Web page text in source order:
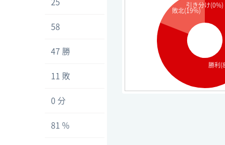
25
58
47 勝
11 敗
0 分
81 %
勝利
敗北(19%)
引き分け(0%)